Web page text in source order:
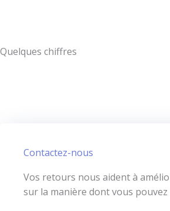
Quelques chiffres
Contactez-nous
Vos retours nous aident à
sur la manière dont vous